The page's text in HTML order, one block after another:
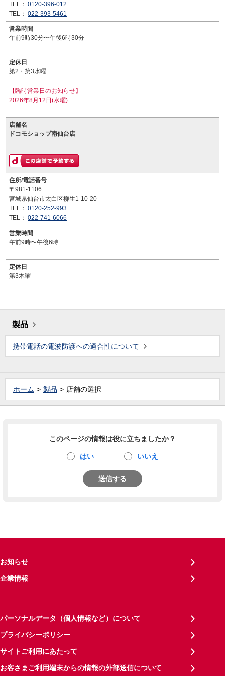
TEL： 0120-396-012
TEL： 022-393-5461
営業時間
午前9時30分〜午後6時30分
定休日
第2・第3水曜
【臨時営業日のお知らせ】
2026年8月12日(水曜)
店舗名
ドコモショップ南仙台店
住所/電話番号
〒981-1106
宮城県仙台市太白区柳生1-10-20
TEL： 0120-252-993
TEL： 022-741-6066
営業時間
午前9時〜午後6時
定休日
第3木曜
製品
携帯電話の電波防護への適合性について
ホーム 製品 店舗の選択
このページの情報は役に立ちましたか？
はい いいえ
送信する
お知らせ
企業情報
パーソナルデータ（個人情報など）について
プライバシーポリシー
サイトご利用にあたって
お客さまご利用端末からの情報の外部送信について